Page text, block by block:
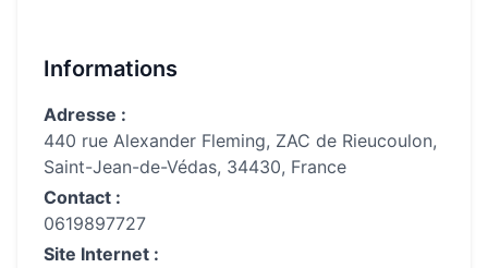
Informations
Adresse :
440 rue Alexander Fleming, ZAC de Rieucoulon,
Saint-Jean-de-Védas, 34430, France
Contact :
0619897727
Site Internet :